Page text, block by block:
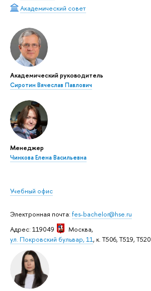
Академический совет
Академический руководитель
Сиротин Вячеслав Павлович
Менеджер
Чинкова Елена Васильевна
Учебный офис
Электронная почта: fes-bachelor@hse.ru
Адрес: 119049
Москва,
ул. Покровский бульвар, 11, к. Т506, Т519, Т520